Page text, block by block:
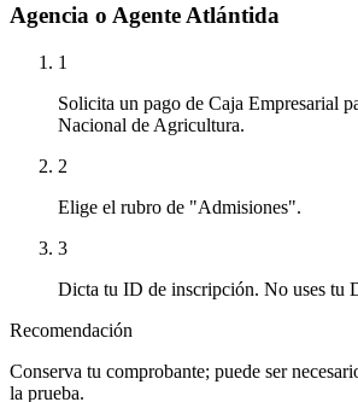
Agencia o Agente Atlántida
1
Solicita un pago de Caja Empresarial
Nacional de Agricultura.
2
Elige el rubro de "Admisiones".
3
Dicta tu ID de inscripción. No uses tu
Recomendación
Conserva tu comprobante; puede ser
la prueba.